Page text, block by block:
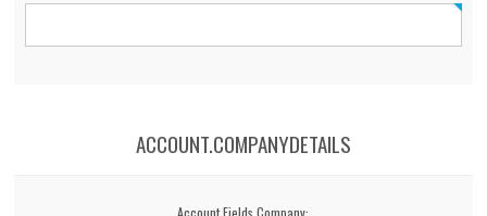
ACCOUNT.COMPANYDETAILS